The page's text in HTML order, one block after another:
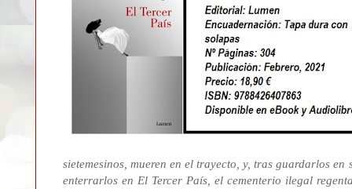
sietemesinos, mueren en el trayecto, y, tras guardarlos
enterrarlos en El Tercer País, el cementerio ilegal